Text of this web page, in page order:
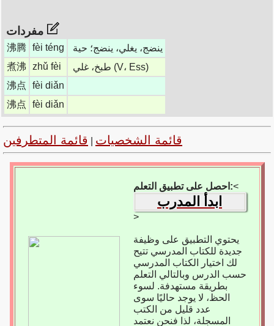
沸腾 fèi téng
ينضج، يغلي، ينضج؛ حية
煮沸
zhǔ fèi
طبخ، غلي (V، Ess)
沸点
fèi diǎn
沸点
fèi diǎn
قائمة الشخصيات قائمة المتطرفين
احصل على تطبيق التعلم:<
ابدأ المدرب
>
يحتوي التطبيق على وظيفة
جديدة للكتاب المدرسي تتيح
لك اختيار الكتاب المدرسي
حسب الدرس وبالتالي التعلم
بطريقة مستهدفة. لسوء
الحظ، لا يوجد حاليًا سوى
عدد قليل من الكتب
المسجلة، لذا فنحن نعتمد